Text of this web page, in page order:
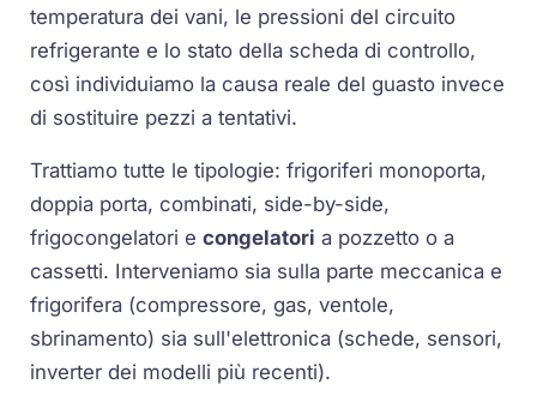
temperatura dei vani, le pressioni del circuito
refrigerante e lo stato della scheda di controllo,
così individuiamo la causa reale del guasto invece
di sostituire pezzi a tentativi.
Trattiamo tutte le tipologie: frigoriferi monoporta,
doppia porta, combinati, side-by-side,
frigocongelatori econgelatori a pozzetto o a
cassetti. Interveniamo sia sulla parte meccanica e
frigorifera (compressore, gas, ventole,
sbrinamento) sia sull'elettronica (schede, sensori,
inverter dei modelli più recenti).